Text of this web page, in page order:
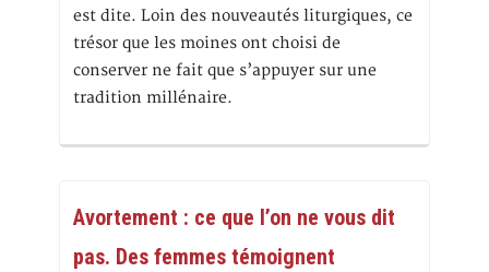
est dite. Loin des nouveautés liturgiques, ce
trésor que les moines ont choisi de
conserver ne fait que s’appuyer sur une
tradition millénaire.
Avortement : ce que l’on ne vous dit
pas. Des femmes témoignent